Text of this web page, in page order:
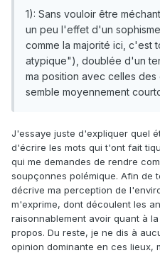
1): Sans vouloir être
un peu l'effet d'un
comme la majorité ici, c'est
atypique"), doublée d'un
ma position avec celles des
semble moyennement
J'essaye juste d'expliquer quel
d'écrire les mots qui t'ont fait
qui me demandes de rendre
soupçonnes polémique. Afin de
décrive ma perception de
m'exprime, dont découlent les
raisonnablement avoir quant à
propos. Du reste, je ne dis à
opinion dominante en ces lieux,